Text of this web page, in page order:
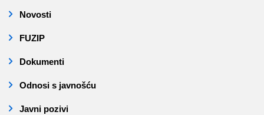
Novosti
FUZIP
Dokumenti
Odnosi s javnošću
Javni pozivi